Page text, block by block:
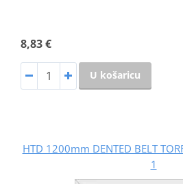
8,83 €
U košaricu
HTD 1200mm DENTED BELT
1